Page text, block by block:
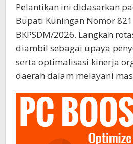
Pelantikan ini didasarkan
Bupati Kuningan Nomor
BKPSDM/2026. Langkah
diambil sebagai upaya
serta optimalisasi kinerja
daerah dalam melayani